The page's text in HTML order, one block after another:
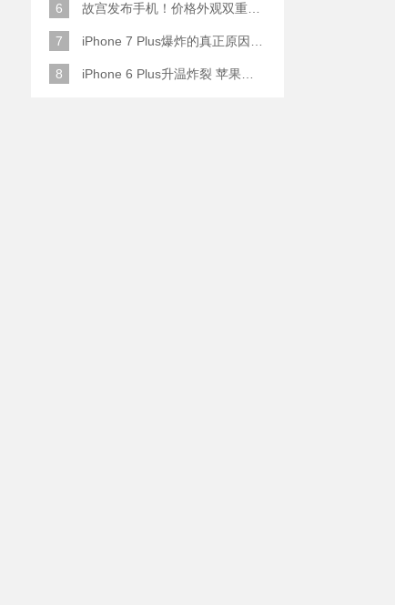
6 故宫发布手机！价格外观双重逆天！
7 iPhone 7 Plus爆炸的真正原因原来是这样
8 iPhone 6 Plus升温炸裂 苹果赔了一部全新的